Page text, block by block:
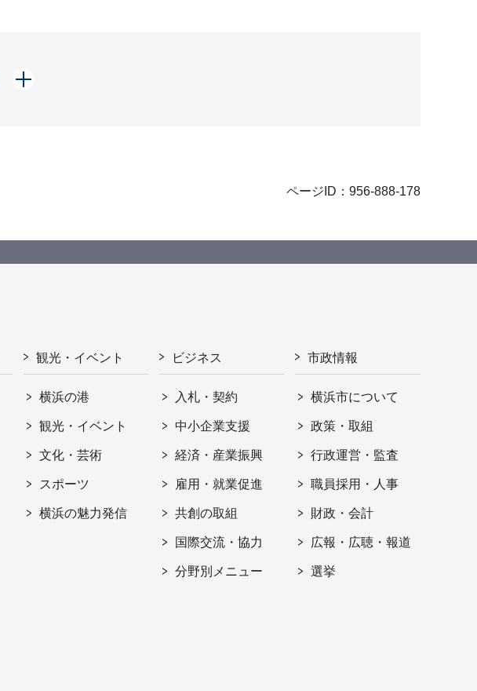
ページID：956-888-178
観光・イベント
横浜の港
観光・イベント
文化・芸術
スポーツ
横浜の魅力発信
ビジネス
入札・契約
中小企業支援
経済・産業振興
雇用・就業促進
共創の取組
国際交流・協力
分野別メニュー
市政情報
横浜市について
政策・取組
行政運営・監査
職員採用・人事
財政・会計
広報・広聴・報道
選挙